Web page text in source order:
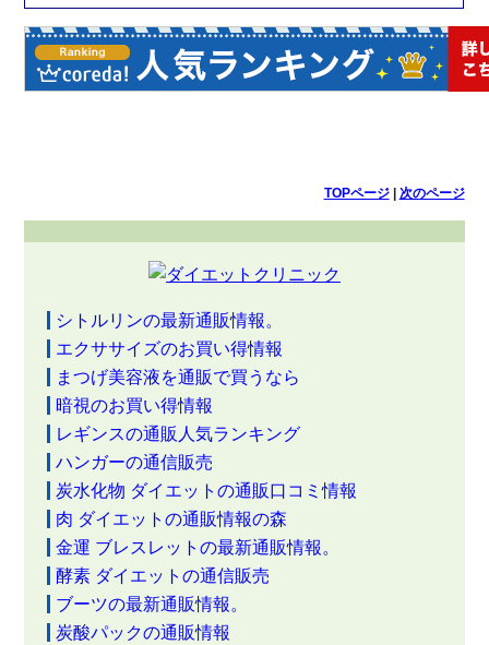
TOPページ| 次のページ
シトルリンの最新通販情報。
エクササイズのお買い得情報
まつげ美容液を通販で買うなら
暗視のお買い得情報
レギンスの通販人気ランキング
ハンガーの通信販売
炭水化物 ダイエットの通販口コミ情報
肉 ダイエットの通販情報の森
金運 ブレスレットの最新通販情報。
酵素 ダイエットの通信販売
ブーツの最新通販情報。
炭酸パックの通販情報